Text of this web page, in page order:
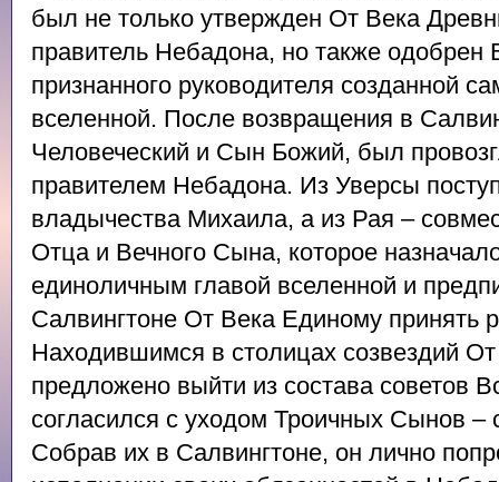
был не только утвержден От Века
правитель Небадона, но также
признанного руководителя созданной
вселенной. После возвращения в
Человеческий и Сын Божий, был
правителем Небадона. Из Уверсы
владычества Михаила, а из Рая –
Отца и Вечного Сына, которое
единоличным главой вселенной и
Салвингтоне От Века Единому принять
Находившимся в столицах созвездий
предложено выйти из состава советов
согласился с уходом Троичных Сынов –
Собрав их в Салвингтоне, он лично